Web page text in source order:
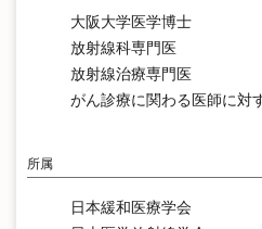
大阪大学医学博士
放射線科専門医
放射線治療専門医
がん診療に関わる医師に対
所属
日本緩和医療学会